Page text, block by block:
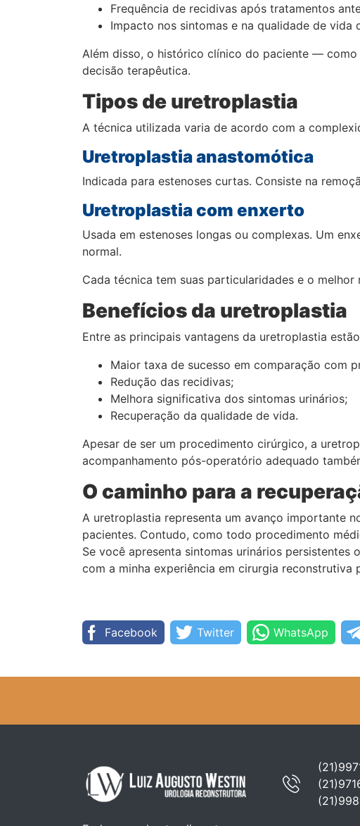
Frequência de recidivas após tratamentos
Impacto nos sintomas e na qualidade de vida
Além disso, o histórico clínico do paciente —
decisão terapêutica.
Tipos de uretroplastia
A técnica utilizada varia de acordo com a
Uretroplastia anastomótica
Indicada para estenoses curtas. Consiste na
Uretroplastia com enxerto
Usada em estenoses longas ou complexas. Um
normal.
Cada técnica tem suas particularidades e o
Benefícios da uretroplastia
Entre as principais vantagens da uretroplastia
Maior taxa de sucesso em comparação com
Redução das recidivas;
Melhora significativa dos sintomas urinários;
Recuperação da qualidade de vida.
Apesar de ser um procedimento cirúrgico, a
acompanhamento pós-operatório adequado
O caminho para a
A uretroplastia representa um avanço importante
pacientes. Contudo, como todo procedimento
Se você apresenta sintomas urinários persistentes
com a minha experiência em cirurgia
Facebook Twitter WhatsApp